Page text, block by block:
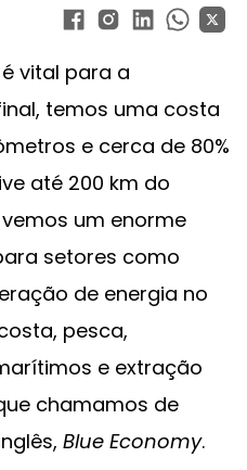
vital para a
temos uma costa
e cerca de 80%
até 200 km do
um enorme
setores como
de energia no
pesca,
e extração
chamamos de
Blue Economy.